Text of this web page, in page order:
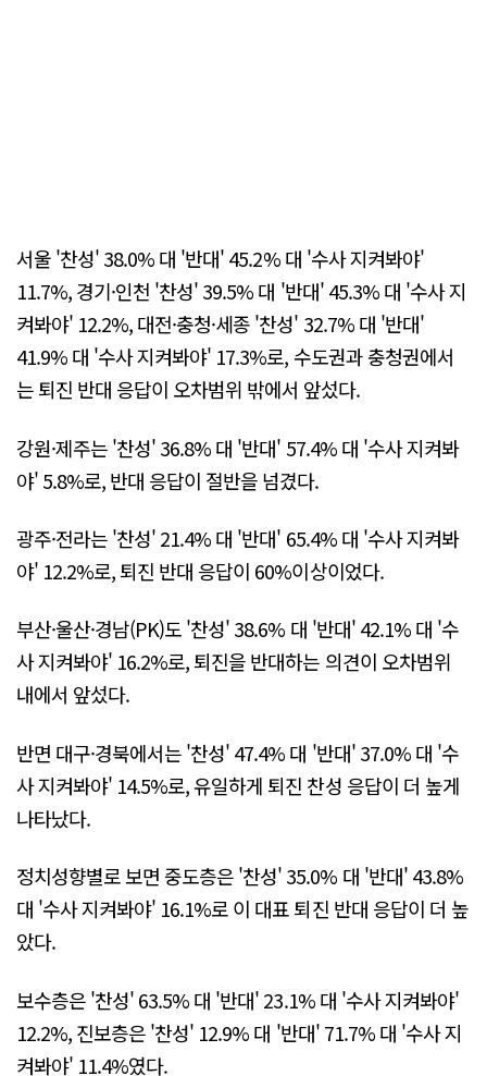
서울 '찬성' 38.0% 대 '반대' 45.2% 대 '수사 지켜봐야'
11.7%, 경기·인천 '찬성' 39.5% 대 '반대' 45.3% 대 '수사 지
켜봐야' 12.2%, 대전·충청·세종 '찬성' 32.7% 대 '반대'
41.9% 대 '수사 지켜봐야' 17.3%로, 수도권과 충청권에서
는 퇴진 반대 응답이 오차범위 밖에서 앞섰다.
강원·제주는 '찬성' 36.8% 대 '반대' 57.4% 대 '수사 지켜봐
야' 5.8%로, 반대 응답이 절반을 넘겼다.
광주·전라는 '찬성' 21.4% 대 '반대' 65.4% 대 '수사 지켜봐
야' 12.2%로, 퇴진 반대 응답이 60%이상이었다.
부산·울산·경남(PK)도 '찬성' 38.6% 대 '반대' 42.1% 대 '수
사 지켜봐야' 16.2%로, 퇴진을 반대하는 의견이 오차범위
내에서 앞섰다.
반면 대구·경북에서는 '찬성' 47.4% 대 '반대' 37.0% 대 '수
사 지켜봐야' 14.5%로, 유일하게 퇴진 찬성 응답이 더 높게
나타났다.
정치성향별로 보면 중도층은 '찬성' 35.0% 대 '반대' 43.8%
대 '수사 지켜봐야' 16.1%로 이 대표 퇴진 반대 응답이 더 높
았다.
보수층은 '찬성' 63.5% 대 '반대' 23.1% 대 '수사 지켜봐야'
12.2%, 진보층은 '찬성' 12.9% 대 '반대' 71.7% 대 '수사 지
켜봐야' 11.4%였다.